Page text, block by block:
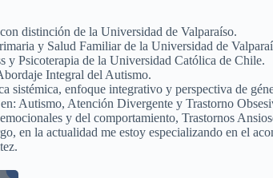
distinción de la Universidad de Valparaíso.
y Salud Familiar de la Universidad de
y Psicoterapia de la Universidad Católica de Chile.
Integral del Autismo.
sistémica, enfoque integrativo yperspectiva de
Autismo, Atención Divergente yTrastorno
y del comportamiento, Trastornos
en la actualidad me estoy especializando en el